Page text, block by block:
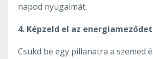
napod nyugalmát.
4. Képzeld el az energiameződet
Csukd be egy pillanatra a szemed